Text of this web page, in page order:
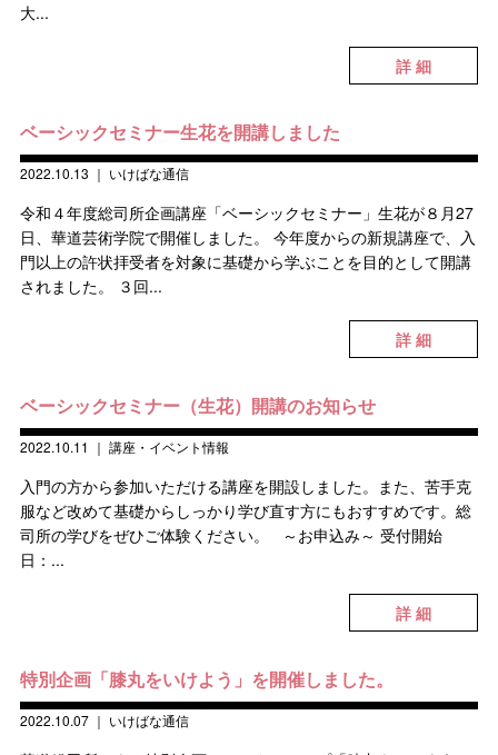
大...
詳 細
ベーシックセミナー生花を開講しました
2022.10.13 ｜ いけばな通信
令和４年度総司所企画講座「ベーシックセミナー」生花が８月27
日、華道芸術学院で開催しました。 今年度からの新規講座で、入
門以上の許状拝受者を対象に基礎から学ぶことを目的として開講
されました。 ３回...
詳 細
ベーシックセミナー（生花）開講のお知らせ
2022.10.11 ｜ 講座・イベント情報
入門の方から参加いただける講座を開設しました。また、苦手克
服など改めて基礎からしっかり学び直す方にもおすすめです。総
司所の学びをぜひご体験ください。 ～お申込み～ 受付開始
日：...
詳 細
特別企画「膝丸をいけよう」を開催しました。
2022.10.07｜ いけばな通信